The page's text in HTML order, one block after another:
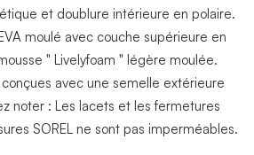
et doublure intérieure en polaire.
moulé avec couche supérieure en
" Livelyfoam " légère moulée.
avec une semelle extérieure
noter : Les lacets et les fermetures
SOREL ne sont pas imperméables.